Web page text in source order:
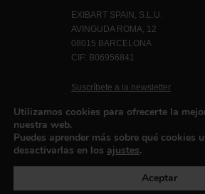
EXIBART SPAIN, S.L.U.
AVINGUDA ROMA, 12
08015 BARCELONA
CIF: B06956841
Suscríbete a la newsletter
Política de privacidad
Utilizamos cookies para ofrecerte la
nuestra web.
Puedes aprender más sobre qué cookies
desactivarlas en los ajustes.
Aceptar